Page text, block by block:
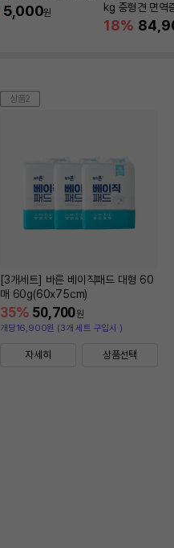
5,000원
kg 중형견 면역
18%
상품2
[3개세트] 바른 베이직패드 대형 60
매 60g(60x75cm)
50,700원
35%
개당16,900원 (3개 세트 구입시 )
자세히 상품선택